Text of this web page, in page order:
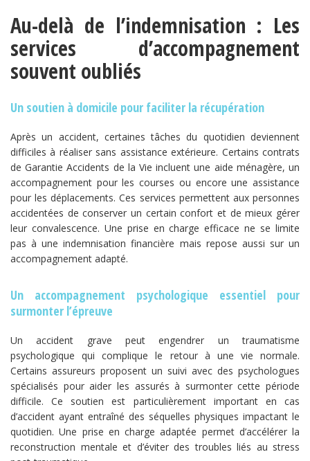
Au-delà de l’indemnisation : Les
services d’accompagnement
souvent oubliés
Un soutien à domicile pour faciliter la récupération
Après un accident, certaines tâches du quotidien deviennent
difficiles à réaliser sans assistance extérieure. Certains contrats
de Garantie Accidents de la Vie incluent une aide ménagère, un
accompagnement pour les courses ou encore une assistance
pour les déplacements. Ces services permettent aux personnes
accidentées de conserver un certain confort et de mieux gérer
leur convalescence. Une prise en charge efficace ne se limite
pas à une indemnisation financière mais repose aussi sur un
accompagnement adapté.
Un accompagnement psychologique essentiel pour
surmonter l’épreuve
Un accident grave peut engendrer un traumatisme
psychologique qui complique le retour à une vie normale.
Certains assureurs proposent un suivi avec des psychologues
spécialisés pour aider les assurés à surmonter cette période
difficile. Ce soutien est particulièrement important en cas
d’accident ayant entraîné des séquelles physiques impactant le
quotidien. Une prise en charge adaptée permet d’accélérer la
reconstruction mentale et d’éviter des troubles liés au stress